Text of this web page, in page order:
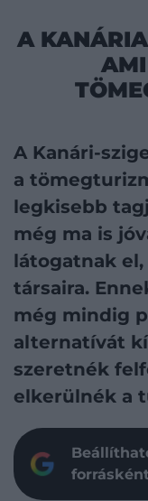
A
A Kanári-
a
legkisebb
még ma is
látogatnak
társaira.
még mindig
alternatívát
szeretnék
elkerülnék a